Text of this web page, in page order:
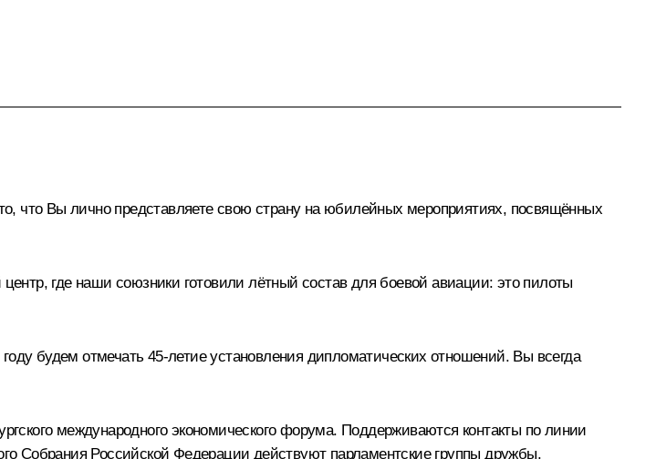
что Вы лично представляете свою страну на юбилейных мероприятиях, посвящённых
где наши союзники готовили лётный состав для боевой авиации: это пилоты
будем отмечать 45-летие установления дипломатических отношений. Вы всегда
международного экономического форума. Поддерживаются контакты по линии
Собрания Российской Федерации действуют парламентские группы дружбы.